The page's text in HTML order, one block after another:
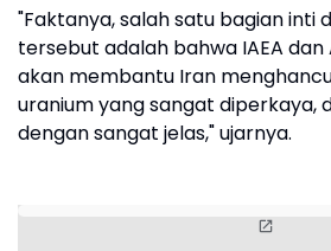
"Faktanya, salah satu bagian inti
tersebut adalah bahwa IAEA
akan membantu Iran
uranium yang sangat diperkaya,
dengan sangat jelas," ujarnya.